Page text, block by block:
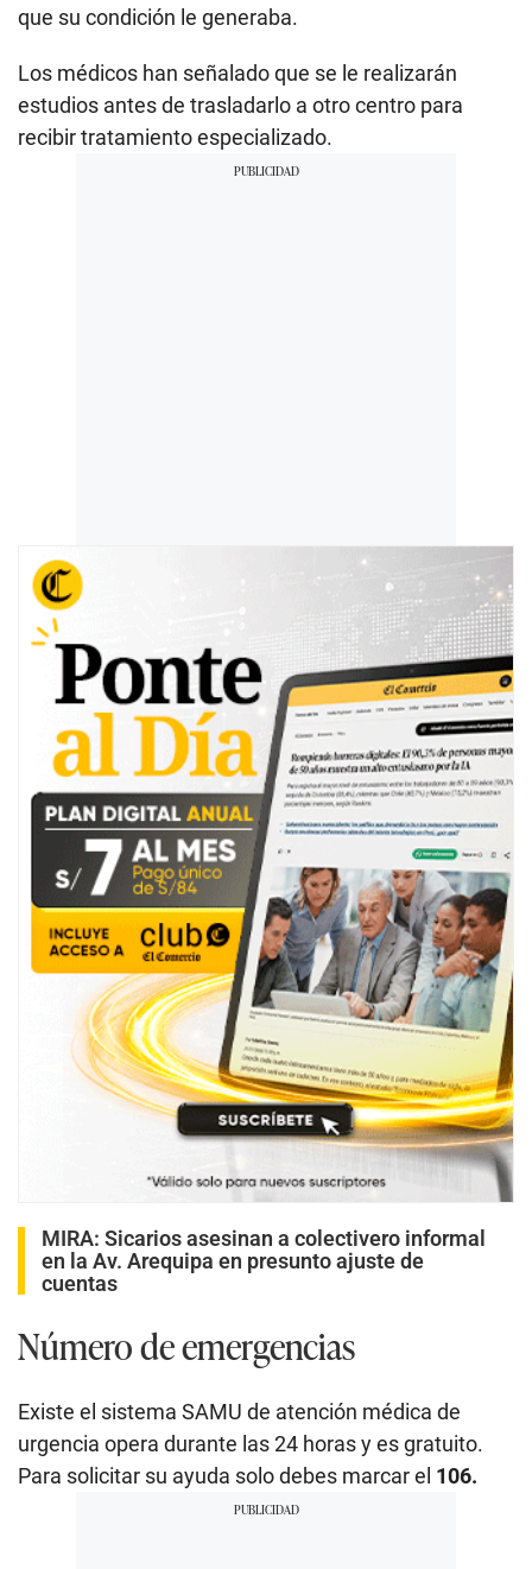
que su condición le generaba.
Los médicos han señalado que se le realizarán
estudios antes de trasladarlo a otro centro para
recibir tratamiento especializado.
MIRA: Sicarios asesinan a colectivero informal
en la Av. Arequipa en presunto ajuste de
cuentas
Número de emergencias
Existe el sistema SAMU de atención médica de
urgencia opera durante las 24 horas y es gratuito.
Para solicitar su ayuda solo debes marcar el 106.